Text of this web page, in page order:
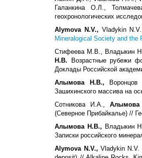
Галанкина О.Л.,
геохронологических
Alymova N.V., Vladykin N.V.
Mineralogical Society and the
Стифеева М.В., Владыкин
Н.В. Возрастные рубежи
Доклады Российской
Алымова Н.В., Воронцов
Зашихинского массива на
Сотникова И.А.,
(Северное Прибайкалье) //
Алымова Н.В., Владыкин
Записки российского
Alymova N.V., Vladykin N.V.